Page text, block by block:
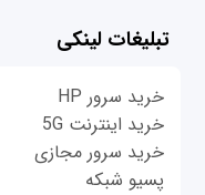
تبلیغات لینکی
خرید سرور HP
خرید اینترنت 5G
خرید سرور مجازی
پسیو شبکه